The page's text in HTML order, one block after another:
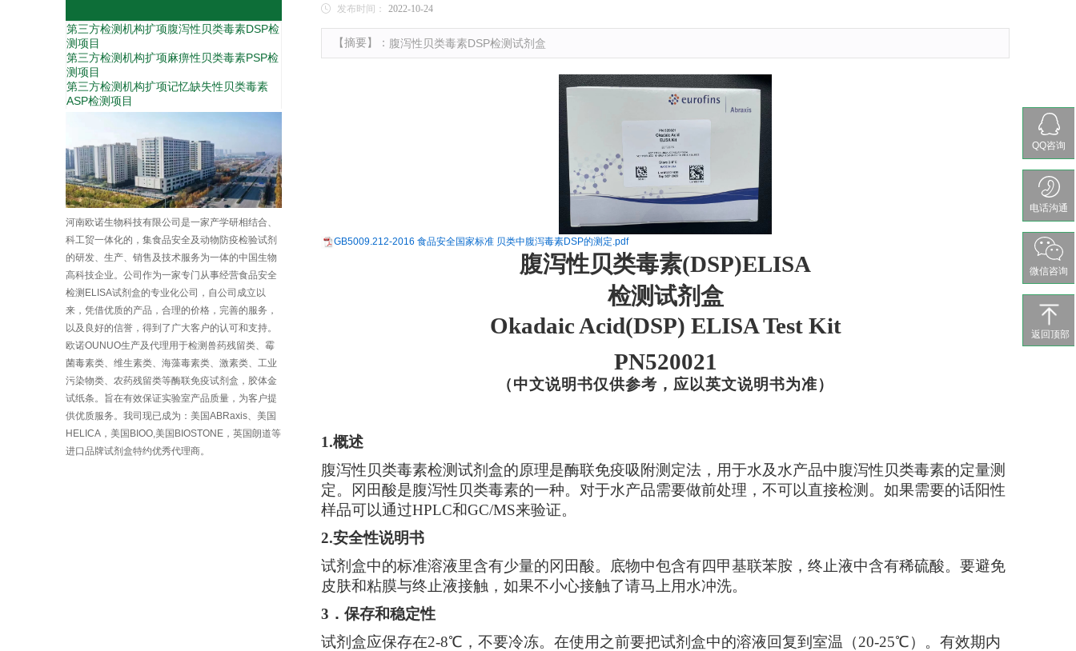
QQ咨询
电话沟通
微信咨询
返回顶部
发布时间： 2022-10-24
【摘要】： 腹泻性贝类毒素DSP检测试剂盒
GB5009.212-2016 食品安全国家标准 贝类中腹泻毒素DSP的测定.pdf
腹泻性贝类毒素(DSP)ELISA
检测试剂盒
Okadaic Acid(DSP) ELISA Test Kit
PN520021
（中文说明书仅供参考，应以英文说明书为准）
1.概述
腹泻性贝类毒素检测试剂盒的原理是酶联免疫吸附测定法，用于水及水产品中腹泻性贝类毒素的定量测
定。冈田酸是腹泻性贝类毒素的一种。对于水产品需要做前处理，不可以直接检测。如果需要的话阳性
样品可以通过HPLC和GC/MS来验证。
2.安全性说明书
试剂盒中的标准溶液里含有少量的冈田酸。底物中包含有四甲基联苯胺，终止液中含有稀硫酸。要避免
皮肤和粘膜与终止液接触，如果不小心接触了请马上用水冲洗。
3．保存和稳定性
试剂盒应保存在2-8℃ ，不要冷冻。在使用之前要把试剂盒中的溶液回复到室温（20-25℃）。有效期内
第三方检测机构扩项腹泻性贝类毒素DSP检
测项目
第三方检测机构扩项麻痹性贝类毒素PSP检
测项目
第三方检测机构扩项记忆缺失性贝类毒素
ASP检测项目
河南欧诺生物科技有限公司是一家产学研相结合、
科工贸一体化的，集食品安全及动物防疫检验试剂
的研发、生产、销售及技术服务为一体的中国生物
高科技企业。公司作为一家专门从事经营食品安全
检测ELISA试剂盒的专业化公司，自公司成立以
来，凭借优质的产品，合理的价格，完善的服务，
以及良好的信誉，得到了广大客户的认可和支持。
欧诺OUNUO生产及代理用于检测兽药残留类、霉
菌毒素类、维生素类、海藻毒素类、激素类、工业
污染物类、农药残留类等酶联免疫试剂盒，胶体金
试纸条。旨在有效保证实验室产品质量，为客户提
供优质服务。我司现已成为：美国ABRaxis、美国
HELICA，美国BIOO,美国BIOSTONE，英国朗道等
进口品牌试剂盒特约优秀代理商。